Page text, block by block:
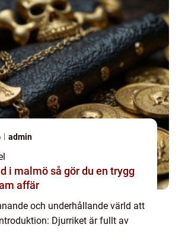
admin
så gör du en trygg
affär
och underhållande värld att
Djurriket är fullt av